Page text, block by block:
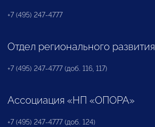
+7 (495) 247-4777
Отдел регионального развития
+7 (495) 247-4777 (доб. 116, 117)
Ассоциация «НП «ОПОРА»
+7 (495) 247-4777 (доб. 124)